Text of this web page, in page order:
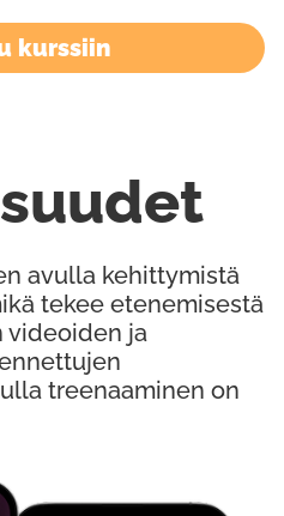
kurssiin
avulla kehittymistä
tekee etenemisestä
videoiden ja
treenaaminen on